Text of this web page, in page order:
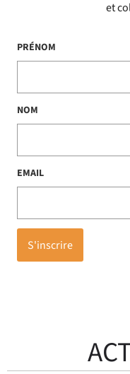
et
PRÉNOM
NOM
EMAIL
S'inscrire